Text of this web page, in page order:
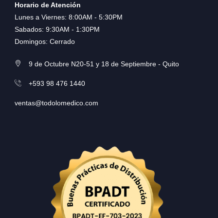
Horario de Atención
Lunes a Viernes: 8:00AM - 5:30PM
Sabados: 9:30AM - 1:30PM
Domingos: Cerrado
9 de Octubre N20-51 y 18 de Septiembre - Quito
+593 98 476 1440
ventas@todolomedico.com